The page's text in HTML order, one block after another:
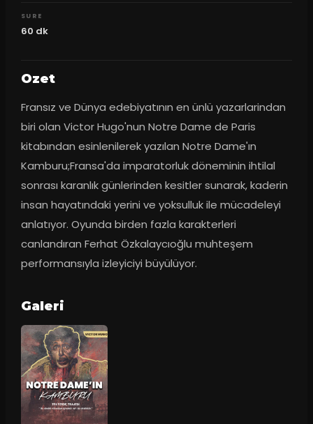
SURE
60 dk
Ozet
Fransız ve Dünya edebiyatının en ünlü yazarlarindan
biri olan Victor Hugo'nun Notre Dame de Paris
kitabından esinlenilerek yazılan Notre Dame'ın
Kamburu;Fransa'da imparatorluk döneminin ihtilal
sonrası karanlık günlerinden kesitler sunarak, kaderin
insan hayatındaki yerini ve yoksulluk ile mücadeleyi
anlatıyor. Oyunda birden fazla karakterleri
canlandıran Ferhat Özkalaycıoğlu muhteşem
performansıyla izleyiciyi büyülüyor.
Galeri